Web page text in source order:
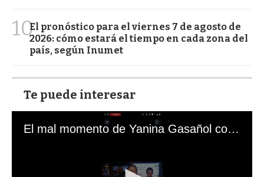
10El pronóstico para el viernes 7 de agosto de
2026: cómo estará el tiempo en cada zona del
país, según Inumet
Te puede interesar
El mal momento de Yanina Gasañol con un hincha argentino en "Subrayado"